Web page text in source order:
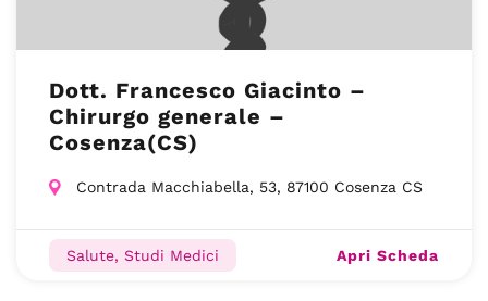
Dott. Francesco Giacinto –
Chirurgo generale –
Cosenza(CS)
Contrada Macchiabella, 53, 87100 Cosenza CS
Salute, Studi Medici Apri Scheda